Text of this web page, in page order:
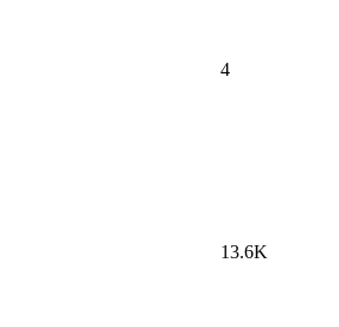
4
13.6K